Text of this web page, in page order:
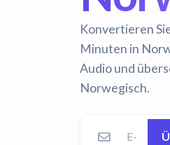
Konvertieren
Minuten in
Audio und
Norwegisch.